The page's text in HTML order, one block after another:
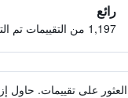
رائع
1,197 من التقييمات تم التحقق منها
العثور على تقييمات.